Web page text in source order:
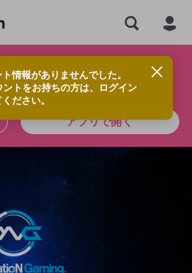
情報がありませんでした。
トをお持ちの方は、ログイン
ださい。
プリをインストールしよう！
アプリで開く